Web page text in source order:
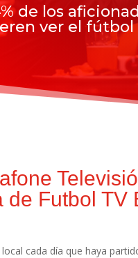
de los
ver el fútbol
de Futbol TV
cada día que haya